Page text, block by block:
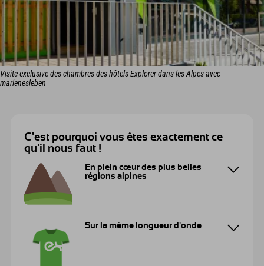
Visite exclusive des chambres des hôtels Explorer dans les Alpes avec
marlenesleben
C'est pourquoi vous êtes exactement ce
qu'il nous faut !
En plein cœur des plus belles
régions alpines
Sur la même longueur d'onde